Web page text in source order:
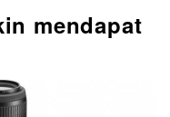
mendapat